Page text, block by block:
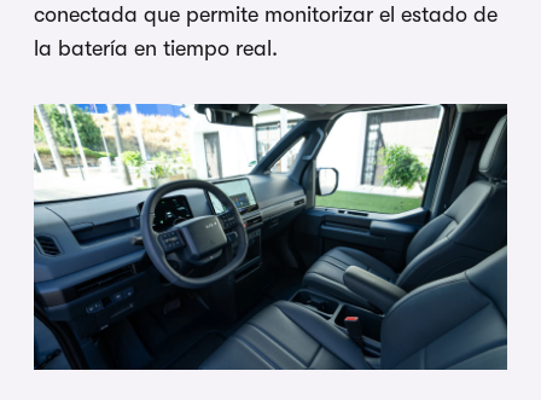
conectada que permite monitorizar el estado de
la batería en tiempo real.